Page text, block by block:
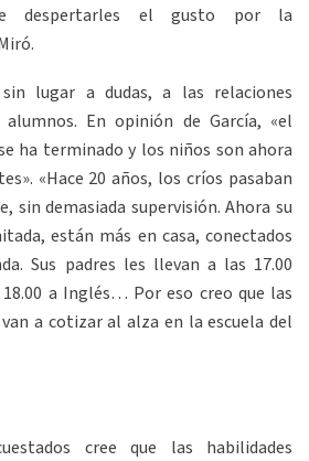
despertarles el gusto por la
lugar a dudas, a las relaciones
En opinión de García, «el
ha terminado y los niños son ahora
«Hace 20 años, los críos pasaban
sin demasiada supervisión. Ahora su
están más en casa, conectados
Sus padres les llevan a las 17.00
a Inglés… Por eso creo que las
a cotizar al alza en la escuela del
cree que las habilidades